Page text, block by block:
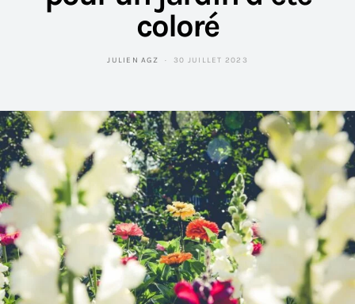
coloré
JULIEN AGZ 30 JUILLET 2023